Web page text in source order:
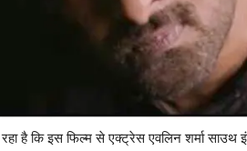
रहा है कि इस फिल्म से एक्ट्रेस एवलिन शर्मा